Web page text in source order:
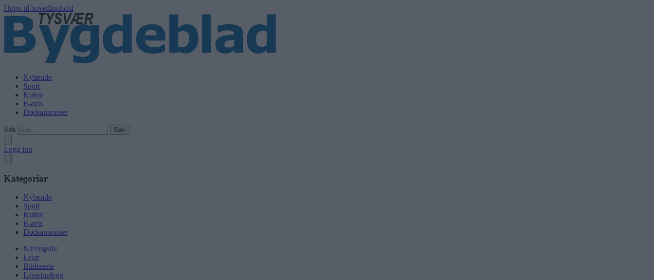
Hopp til hovedinnhold
Nyhende
Sport
Kultur
E-avis
Dødsannonser
Søk
Logg inn
Kategoriar
Nyhende
Sport
Kultur
E-avis
Dødsannonser
Næringsliv
Leiar
Bildeserie
Lesarinnlegg